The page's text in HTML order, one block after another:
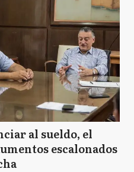
al sueldo, el
escalonados